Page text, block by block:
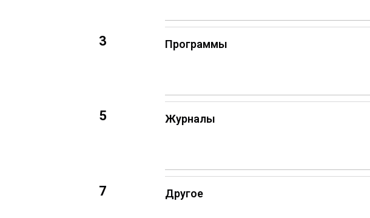
3 Программы
5 Журналы
7 Другое